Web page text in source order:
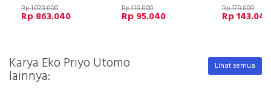
Rp 1.078.800
Rp 863.040
Rp 118.800
Rp 95.040
Rp 178.800
Rp 143.040
Karya Eko Priyo Utomo
lainnya:
Lihat semua